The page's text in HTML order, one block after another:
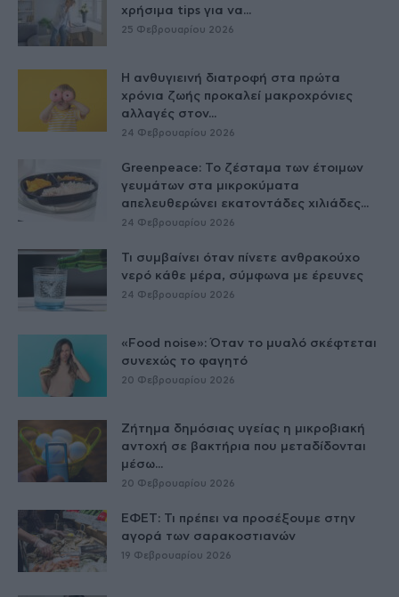
χρήσιμα tips για να...
25 Φεβρουαρίου 2026
Η ανθυγιεινή διατροφή στα πρώτα
χρόνια ζωής προκαλεί μακροχρόνιες
αλλαγές στον...
24 Φεβρουαρίου 2026
Greenpeace: Το ζέσταμα των έτοιμων
γευμάτων στα μικροκύματα
απελευθερώνει εκατοντάδες χιλιάδες...
24 Φεβρουαρίου 2026
Τι συμβαίνει όταν πίνετε ανθρακούχο
νερό κάθε μέρα, σύμφωνα με έρευνες
24 Φεβρουαρίου 2026
«Food noise»: Όταν το μυαλό σκέφτεται
συνεχώς το φαγητό
20 Φεβρουαρίου 2026
Ζήτημα δημόσιας υγείας η μικροβιακή
αντοχή σε βακτήρια που μεταδίδονται
μέσω...
20 Φεβρουαρίου 2026
ΕΦΕΤ: Τι πρέπει να προσέξουμε στην
αγορά των σαρακοστιανών
19 Φεβρουαρίου 2026